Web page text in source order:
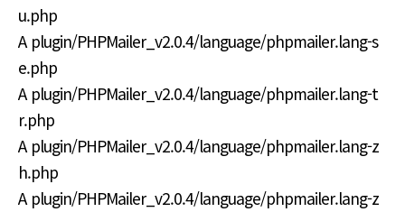
u.php
A plugin/PHPMailer_v2.0.4/language/phpmailer.lang-s
e.php
A plugin/PHPMailer_v2.0.4/language/phpmailer.lang-t
r.php
A plugin/PHPMailer_v2.0.4/language/phpmailer.lang-z
h.php
A plugin/PHPMailer_v2.0.4/language/phpmailer.lang-z